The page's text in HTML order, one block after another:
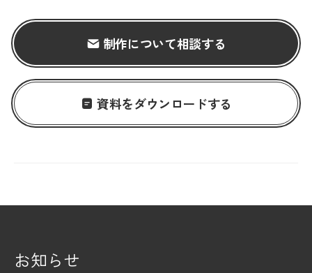
制作について相談する
資料をダウンロードする
お知らせ